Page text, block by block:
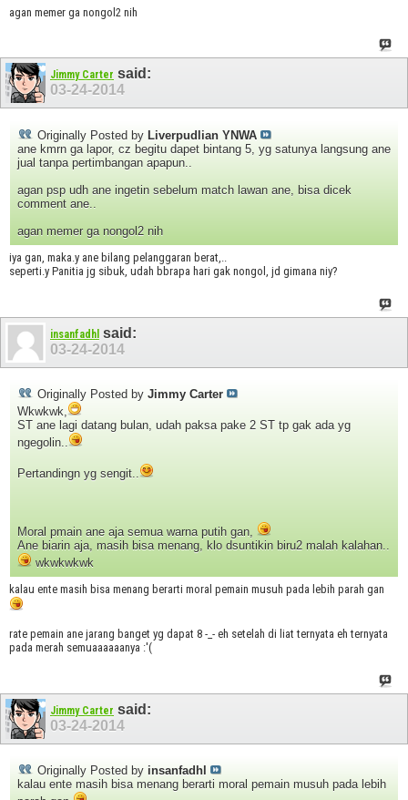
agan memer ga nongol2 nih
Jimmy Carter said:
03-24-2014
Originally Posted by Liverpudlian YNWA
ane kmrn ga lapor, cz begitu dapet bintang 5, yg satunya langsung ane
jual tanpa pertimbangan apapun..
agan psp udh ane ingetin sebelum match lawan ane, bisa dicek
comment ane..
agan memer ga nongol2 nih
iya gan, maka.y ane bilang pelanggaran berat,..
seperti.y Panitia jg sibuk, udah bbrapa hari gak nongol, jd gimana niy?
insanfadhl said:
03-24-2014
Originally Posted by Jimmy Carter
Wkwkwk,
ST ane lagi datang bulan, udah paksa pake 2 ST tp gak ada yg
ngegolin..
Pertandingn yg sengit..
Moral pmain ane aja semua warna putih gan,
Ane biarin aja, masih bisa menang, klo dsuntikin biru2 malah kalahan..
wkwkwkwk
kalau ente masih bisa menang berarti moral pemain musuh pada lebih parah gan
rate pemain ane jarang banget yg dapat 8 -_- eh setelah di liat ternyata eh ternyata
pada merah semuaaaaaanya :'(
Jimmy Carter said:
03-24-2014
Originally Posted by insanfadhl
kalau ente masih bisa menang berarti moral pemain musuh pada lebih